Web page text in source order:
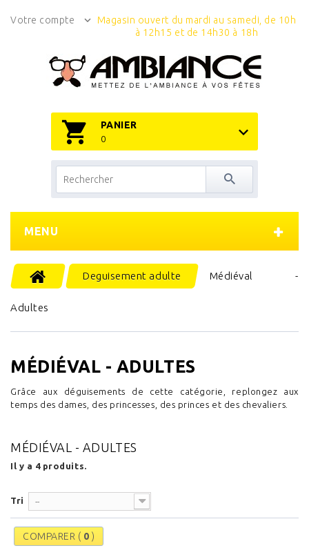
Votre compte
Magasin ouvert du mardi au samedi, de 10h
à 12h15 et de 14h30 à 18h
PANIER
0
MENU
Deguisement adulte Médiéval -
Adultes
MÉDIÉVAL - ADULTES
Grâce aux déguisements de cette catégorie, replongez aux
temps des dames, des princesses, des princes et des chevaliers.
MÉDIÉVAL - ADULTES
Il y a 4 produits.
Tri --
COMPARER ( 0 )